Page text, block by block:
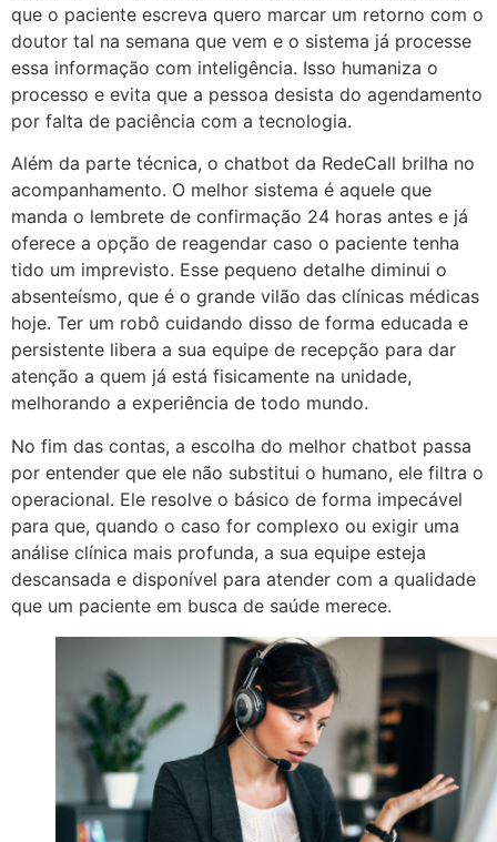
que o paciente escreva quero marcar um retorno com o
doutor tal na semana que vem e o sistema já processe
essa informação com inteligência. Isso humaniza o
processo e evita que a pessoa desista do agendamento
por falta de paciência com a tecnologia.
Além da parte técnica, o chatbot da RedeCall brilha no
acompanhamento. O melhor sistema é aquele que
manda o lembrete de confirmação 24 horas antes e já
oferece a opção de reagendar caso o paciente tenha
tido um imprevisto. Esse pequeno detalhe diminui o
absenteísmo, que é o grande vilão das clínicas médicas
hoje. Ter um robô cuidando disso de forma educada e
persistente libera a sua equipe de recepção para dar
atenção a quem já está fisicamente na unidade,
melhorando a experiência de todo mundo.
No fim das contas, a escolha do melhor chatbot passa
por entender que ele não substitui o humano, ele filtra o
operacional. Ele resolve o básico de forma impecável
para que, quando o caso for complexo ou exigir uma
análise clínica mais profunda, a sua equipe esteja
descansada e disponível para atender com a qualidade
que um paciente em busca de saúde merece.